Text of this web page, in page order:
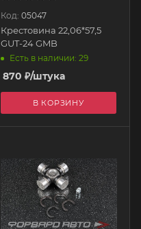
Код: 05047
Крестовина 22,06*57,5
GUT-24 GMB
Есть в наличии: 29
870 ₽/штука
В КОРЗИНУ